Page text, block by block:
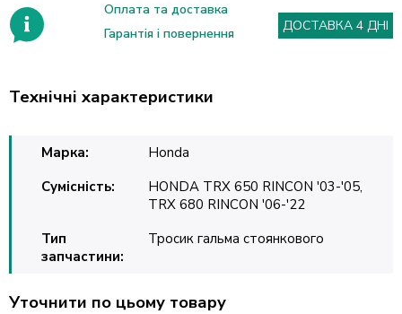
Оплата та доставка
Гарантія і повернення
ДОСТАВКА 4 ДНІ
Технічні характеристики
Марка:
Honda
Сумісність:
HONDA TRX 650 RINCON '03-'05,
TRX 680 RINCON '06-'22
Тип
запчастини:
Тросик гальма стоянкового
Уточнити по цьому товару